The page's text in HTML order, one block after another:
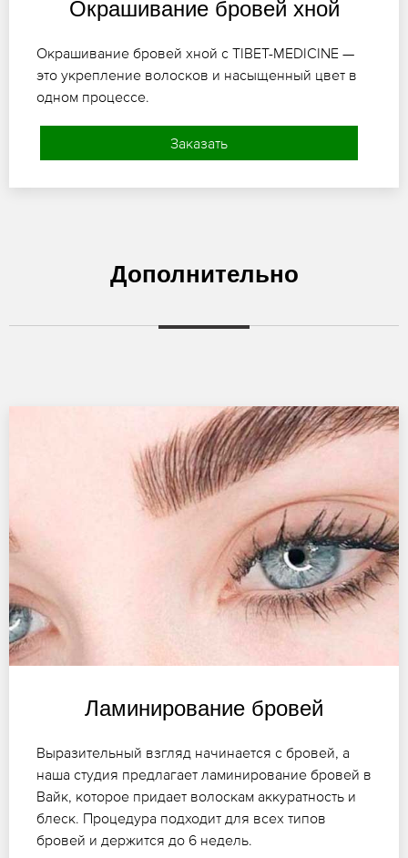
Окрашивание бровей хной
Окрашивание бровей хной с TIBET-MEDICINE —
это укрепление волосков и насыщенный цвет в
одном процессе.
Заказать
Дополнительно
Ламинирование бровей
Выразительный взгляд начинается с бровей, а
наша студия предлагает ламинирование бровей в
Вайк, которое придает волоскам аккуратность и
блеск. Процедура подходит для всех типов
бровей и держится до 6 недель.